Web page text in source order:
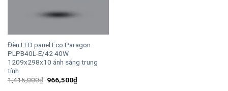
Đèn LED panel Eco Paragon
PLPB40L-E/42 40W
1209x298x10 ánh sáng trung
tính
1,415,000₫ Giá
966,500₫Giá
hiện